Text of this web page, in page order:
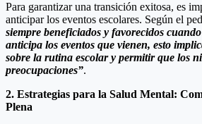
Para garantizar una transición exitosa, es
anticipar los eventos escolares. Según el
siempre beneficiados y favorecidos
anticipa los eventos que vienen, esto
sobre la rutina escolar y permitir que los
preocupaciones”.
2. Estrategias para la Salud Mental:
Plena